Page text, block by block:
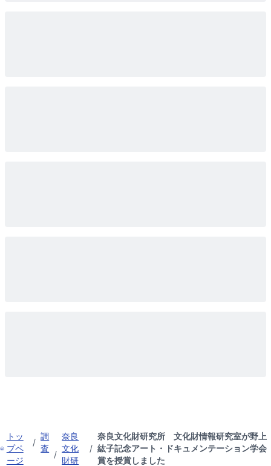
トッ
プペ
ージ
/
調
査
/
奈良
文化
財研
/
奈良文化財研究所 文化財情報研究室が野上
紘子記念アート・ドキュメンテーション学会
賞を授賞しました